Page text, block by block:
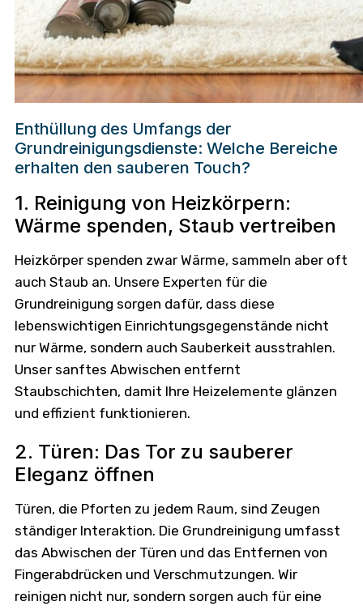
Enthüllung des Umfangs der
Grundreinigungsdienste: Welche Bereiche
erhalten den sauberen Touch?
1. Reinigung von Heizkörpern:
Wärme spenden, Staub vertreiben
Heizkörper spenden zwar Wärme, sammeln aber oft
auch Staub an. Unsere Experten für die
Grundreinigung sorgen dafür, dass diese
lebenswichtigen Einrichtungsgegenstände nicht
nur Wärme, sondern auch Sauberkeit ausstrahlen.
Unser sanftes Abwischen entfernt
Staubschichten, damit Ihre Heizelemente glänzen
und effizient funktionieren.
2. Türen: Das Tor zu sauberer
Eleganz öffnen
Türen, die Pforten zu jedem Raum, sind Zeugen
ständiger Interaktion. Die Grundreinigung umfasst
das Abwischen der Türen und das Entfernen von
Fingerabdrücken und Verschmutzungen. Wir
reinigen nicht nur, sondern sorgen auch für eine